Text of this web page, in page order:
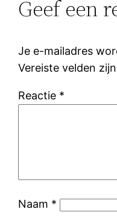
Geef een
Je e-mailadres
Vereiste velden
Reactie *
Naam *